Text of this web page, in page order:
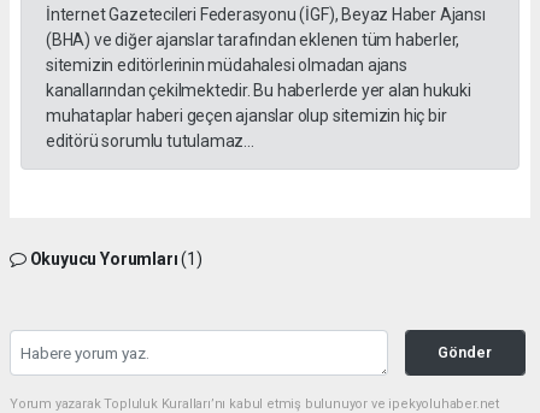
İnternet Gazetecileri Federasyonu (İGF), Beyaz Haber Ajansı
(BHA) ve diğer ajanslar tarafından eklenen tüm haberler,
sitemizin editörlerinin müdahalesi olmadan ajans
kanallarından çekilmektedir. Bu haberlerde yer alan hukuki
muhataplar haberi geçen ajanslar olup sitemizin hiç bir
editörü sorumlu tutulamaz...
Okuyucu Yorumları(1)
Gönder
Yorum yazarak Topluluk Kuralları’nı kabul etmiş bulunuyor ve ipekyoluhaber.net